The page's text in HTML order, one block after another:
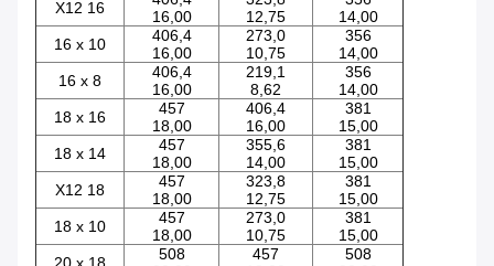
X12 16
16,00
12,75
14,00
16 x 10
406,4
16,00
273,0
10,75
356
14,00
16 x 8
406,4
16,00
219,1
8,62
356
14,00
18 x 16
457
18,00
406,4
16,00
381
15,00
18 x 14
457
18,00
355,6
14,00
381
15,00
X12 18
457
18,00
323,8
12,75
381
15,00
18 x 10
457
18,00
273,0
10,75
381
15,00
20 x 18
508
457
508